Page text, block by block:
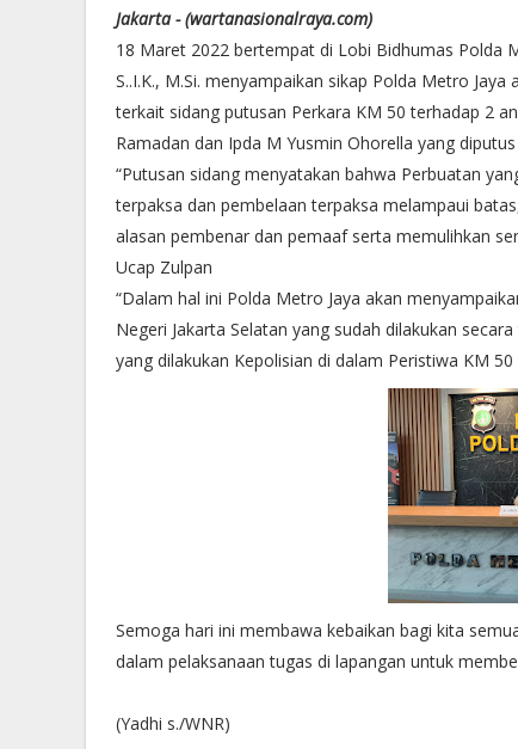
Jakarta - (wartanasionalraya.com)
18 Maret 2022 bertempat di Lobi Bidhumas Polda
S..I.K., M.Si. menyampaikan sikap Polda Metro
terkait sidang putusan Perkara KM 50 terhadap 2
Ramadan dan Ipda M Yusmin Ohorella yang
“Putusan sidang menyatakan bahwa Perbuatan
terpaksa dan pembelaan terpaksa melampaui
alasan pembenar dan pemaaf serta memulihkan
Ucap Zulpan
“Dalam hal ini Polda Metro Jaya akan
Negeri Jakarta Selatan yang sudah dilakukan
yang dilakukan Kepolisian di dalam Peristiwa KM
Semoga hari ini membawa kebaikan bagi kita
dalam pelaksanaan tugas di lapangan untuk
(Yadhi s./WNR)